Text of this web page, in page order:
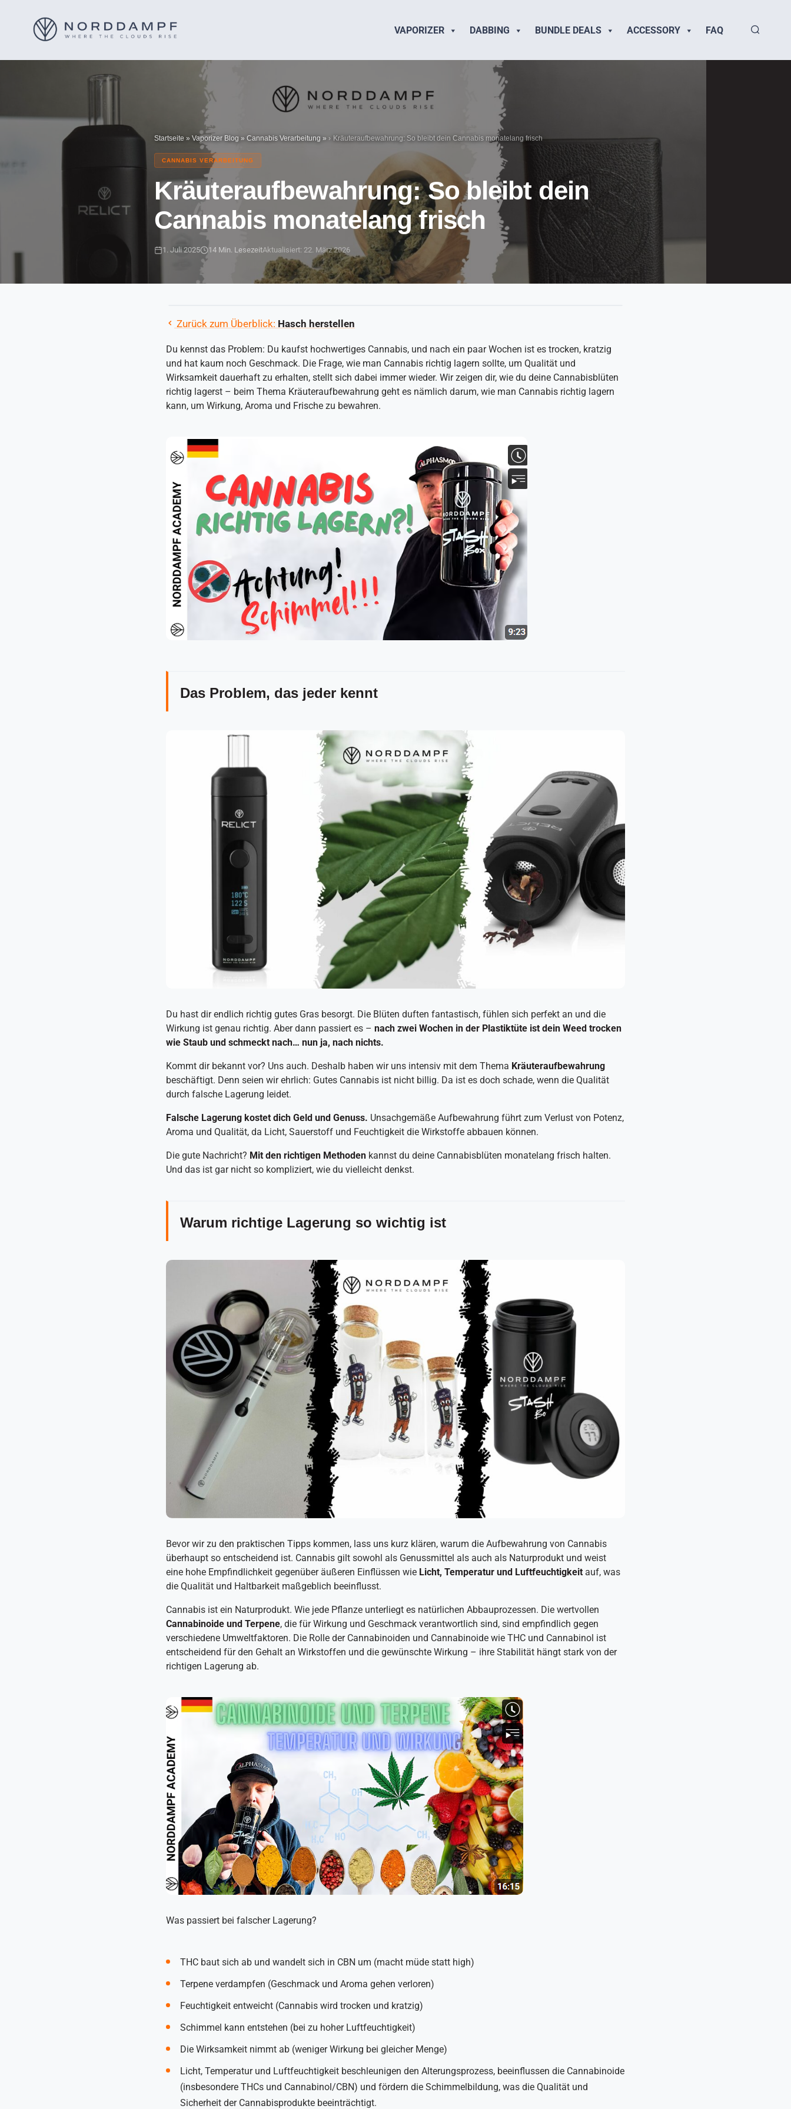
VAPORIZER DABBING BUNDLE DEALS ACCESSORY FAQ
Startseite » Vaporizer Blog » Cannabis Verarbeitung » Kräuteraufbewahrung: So bleibt dein Cannabis monatelang frisch
CANNABIS VERARBEITUNG
Kräuteraufbewahrung: So bleibt dein
Cannabis monatelang frisch
1. Juli 2025 14 Min. LesezeitAktualisiert: 22. März 2026
Zurück zum Überblick: Hasch herstellen
Du kennst das Problem: Du kaufst hochwertiges Cannabis, und nach ein paar Wochen ist es trocken, kratzig
und hat kaum noch Geschmack. Die Frage, wie man Cannabis richtig lagern sollte, um Qualität und
Wirksamkeit dauerhaft zu erhalten, stellt sich dabei immer wieder. Wir zeigen dir, wie du deine Cannabisblüten
richtig lagerst – beim Thema Kräuteraufbewahrung geht es nämlich darum, wie man Cannabis richtig lagern
kann, um Wirkung, Aroma und Frische zu bewahren.
Das Problem, das jeder kennt
Du hast dir endlich richtig gutes Gras besorgt. Die Blüten duften fantastisch, fühlen sich perfekt an und die
Wirkung ist genau richtig. Aber dann passiert es – nach zwei Wochen in der Plastiktüte ist dein Weed trocken
wie Staub und schmeckt nach… nun ja, nach nichts.
Kommt dir bekannt vor? Uns auch. Deshalb haben wir uns intensiv mit dem Thema Kräuteraufbewahrung
beschäftigt. Denn seien wir ehrlich: Gutes Cannabis ist nicht billig. Da ist es doch schade, wenn die Qualität
durch falsche Lagerung leidet.
Falsche Lagerung kostet dich Geld und Genuss. Unsachgemäße Aufbewahrung führt zum Verlust von Potenz,
Aroma und Qualität, da Licht, Sauerstoff und Feuchtigkeit die Wirkstoffe abbauen können.
Die gute Nachricht? Mit den richtigen Methoden kannst du deine Cannabisblüten monatelang frisch halten.
Und das ist gar nicht so kompliziert, wie du vielleicht denkst.
Warum richtige Lagerung so wichtig ist
Bevor wir zu den praktischen Tipps kommen, lass uns kurz klären, warum die Aufbewahrung von Cannabis
überhaupt so entscheidend ist. Cannabis gilt sowohl als Genussmittel als auch als Naturprodukt und weist
eine hohe Empfindlichkeit gegenüber äußeren Einflüssen wie Licht, Temperatur und Luftfeuchtigkeit auf, was
die Qualität und Haltbarkeit maßgeblich beeinflusst.
Cannabis ist ein Naturprodukt. Wie jede Pflanze unterliegt es natürlichen Abbauprozessen. Die wertvollen
Cannabinoide und Terpene, die für Wirkung und Geschmack verantwortlich sind, sind empfindlich gegen
verschiedene Umweltfaktoren. Die Rolle der Cannabinoiden und Cannabinoide wie THC und Cannabinol ist
entscheidend für den Gehalt an Wirkstoffen und die gewünschte Wirkung – ihre Stabilität hängt stark von der
richtigen Lagerung ab.
Was passiert bei falscher Lagerung?
THC baut sich ab und wandelt sich in CBN um (macht müde statt high)
Terpene verdampfen (Geschmack und Aroma gehen verloren)
Feuchtigkeit entweicht (Cannabis wird trocken und kratzig)
Schimmel kann entstehen (bei zu hoher Luftfeuchtigkeit)
Die Wirksamkeit nimmt ab (weniger Wirkung bei gleicher Menge)
Licht, Temperatur und Luftfeuchtigkeit beschleunigen den Alterungsprozess, beeinflussen die Cannabinoide
(insbesondere THCs und Cannabinol/CBN) und fördern die Schimmelbildung, was die Qualität und
Sicherheit der Cannabisprodukte beeinträchtigt.